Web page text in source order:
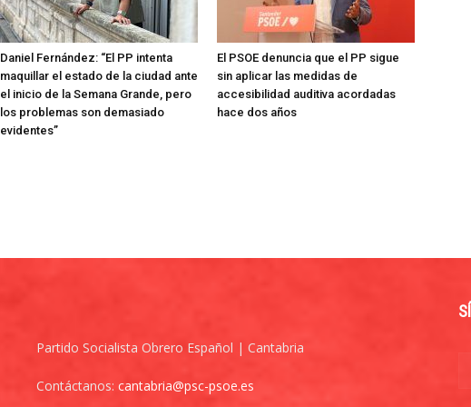
Daniel Fernández: “El PP intenta
maquillar el estado de la ciudad ante
el inicio de la Semana Grande, pero
los problemas son demasiado
evidentes”
El PSOE denuncia que el PP sigue
sin aplicar las medidas de
accesibilidad auditiva acordadas
hace dos años
Partido Socialista Obrero Español | Cantabria
Contáctanos: cantabria@psc-psoe.es